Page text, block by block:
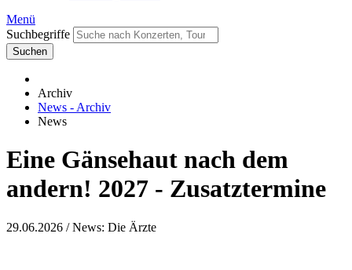
Menü
Suchbegriffe
Suchen
Archiv
News - Archiv
News
Eine Gänsehaut nach dem
andern! 2027 - Zusatztermine
29.06.2026 / News: Die Ärzte